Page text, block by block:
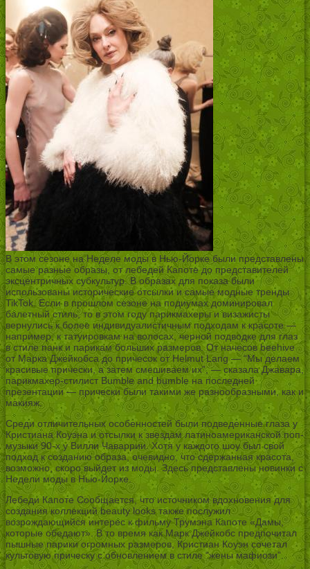
В этом сезоне на Неделе моды в Нью-Йорке были представлены
самые разные образы, от лебедей Капоте до представителей
эксцентричных субкультур. В образах для показа были
использованы исторические отсылки и самые модные тренды
TikTok. Если в прошлом сезоне на подиумах доминировал
балетный стиль, то в этом году парикмахеры и визажисты
вернулись к более индивидуалистичным подходам к красоте —
например, к татуировкам на волосах, черной подводке для глаз
в стиле панк и парикам больших размеров. От начесов beehive
от Марка Джейкобса до причесок от Helmut Lang — “Мы делаем
красивые прически, а затем смешиваем их”, — сказала Джавара,
парикмахер-стилист Bumble and bumble на последней
презентации — прически были такими же разнообразными, как и
макияж.
Среди отличительных особенностей были подведенные глаза у
Кристиана Коуэна и отсылки к звездам латиноамериканской поп-
музыки 90-х у Вилли Чаваррии. Хотя у каждого шоу был свой
подход к созданию образа, очевидно, что сдержанная красота,
возможно, скоро выйдет из моды. Здесь представлены новинки с
Недели моды в Нью-Йорке.
Лебеди Капоте Сообщается, что источником вдохновения для
создания коллекций beauty looks также послужил
возрождающийся интерес к фильму Трумэна Капоте «Дамы,
которые обедают». В то время как Марк Джейкобс предпочитал
пышные парики огромных размеров, Кристиан Коуэн сочетал
культовую прическу с обновлением в стиле “жены мафиози”.